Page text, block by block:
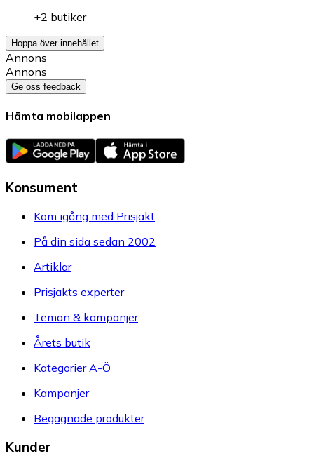
+2 butiker
Hoppa över innehållet
Annons
Annons
Ge oss feedback
Hämta mobilappen
Konsument
Kom igång med Prisjakt
På din sida sedan 2002
Artiklar
Prisjakts experter
Teman & kampanjer
Årets butik
Kategorier A-Ö
Kampanjer
Begagnade produkter
Kunder